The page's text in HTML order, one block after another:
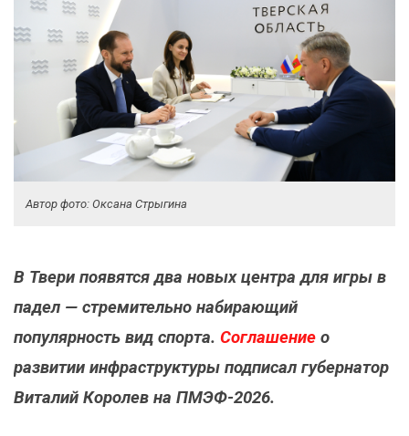
Автор фото: Оксана Стрыгина
В Твери появятся два новых центра для игры в
падел — стремительно набирающий
популярность вид спорта. Соглашение о
развитии инфраструктуры подписал губернатор
Виталий Королев на ПМЭФ-2026.